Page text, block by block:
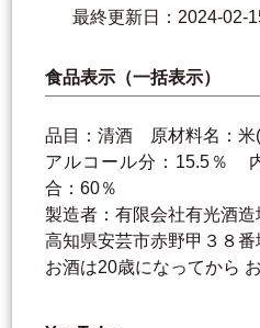
最終更新日：2024-02-
食品表示（一括表示）
品目：清酒 原材料名：米
アルコール分：15.5％
合：60％
製造者：有限会社有光酒造
高知県安芸市赤野甲３８番
お酒は20歳になってから